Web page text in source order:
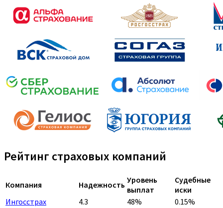
Рейтинг страховых компаний
Компания Надежность Уровень
выплат
Судебные
иски
Ингосстрах
4.3 48%
0.15%